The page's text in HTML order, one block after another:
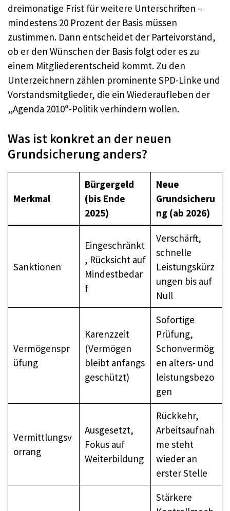
dreimonatige Frist für weitere Unterschriften –
mindestens 20 Prozent der Basis müssen
zustimmen. Dann entscheidet der Parteivorstand,
ob er den Wünschen der Basis folgt oder es zu
einem Mitgliederentscheid kommt. Zu den
Unterzeichnern zählen prominente SPD-Linke und
Vorstandsmitglieder, die ein Wiederaufleben der
„Agenda 2010“-Politik verhindern wollen.
Was ist konkret an der neuen
Grundsicherung anders?
Merkmal
Bürgergeld
(bis Ende
2025)
Neue
Grundsicheru
ng (ab 2026)
Sanktionen
Eingeschränkt
, Rücksicht auf
Mindestbedar
f
Verschärft,
schnelle
Leistungskürz
ungen bis auf
Null
Vermögenspr
üfung
Karenzzeit
(Vermögen
bleibt anfangs
geschützt)
Sofortige
Prüfung,
Schonvermög
en alters- und
leistungsbezo
gen
Vermittlungsv
orrang
Ausgesetzt,
Fokus auf
Weiterbildung
Rückkehr,
Arbeitsaufnah
me steht
wieder an
erster Stelle
Stärkere